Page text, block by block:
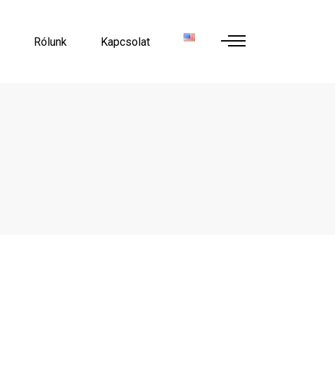
Rólunk Kapcsolat